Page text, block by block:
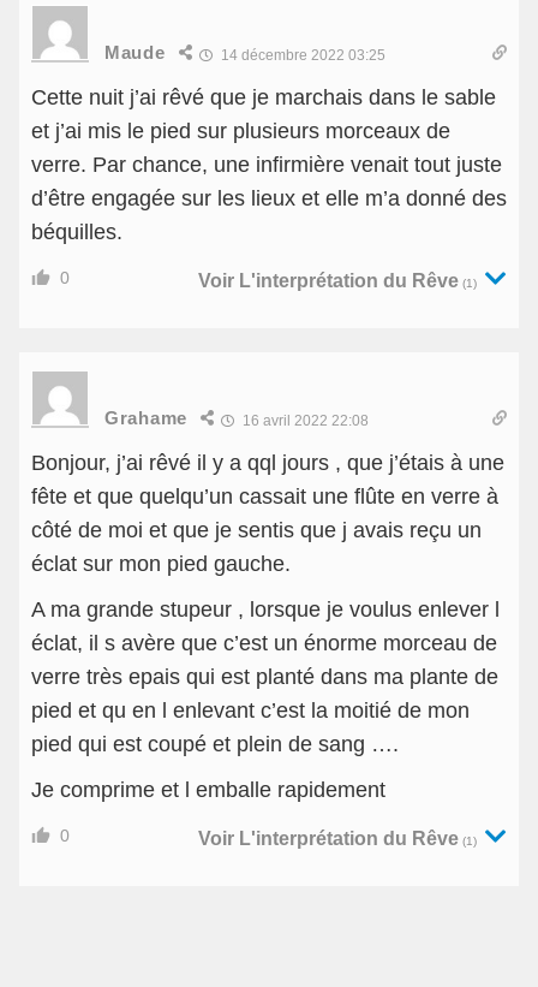
Maude 14 décembre 2022 03:25
Cette nuit j’ai rêvé que je marchais dans le sable
et j’ai mis le pied sur plusieurs morceaux de
verre. Par chance, une infirmière venait tout juste
d’être engagée sur les lieux et elle m’a donné des
béquilles.
0 Voir L'interprétation du Rêve (1)
Grahame 16 avril 2022 22:08
Bonjour, j’ai rêvé il y a qql jours , que j’étais à une
fête et que quelqu’un cassait une flûte en verre à
côté de moi et que je sentis que j avais reçu un
éclat sur mon pied gauche.
A ma grande stupeur , lorsque je voulus enlever l
éclat, il s avère que c’est un énorme morceau de
verre très epais qui est planté dans ma plante de
pied et qu en l enlevant c’est la moitié de mon
pied qui est coupé et plein de sang ….
Je comprime et l emballe rapidement
0 Voir L'interprétation du Rêve (1)